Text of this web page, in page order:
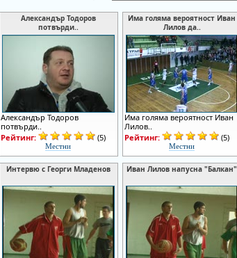
Александър Тодоров
потвърди..
Александър Тодоров
потвърди..
Рейтинг:
(5)
Местни
Има голяма вероятност Иван
Лилов да..
Има голяма вероятност Иван
Лилов..
Рейтинг:
(5)
Местни
Интервю с Георги Младенов Иван Лилов напусна "Балкан"